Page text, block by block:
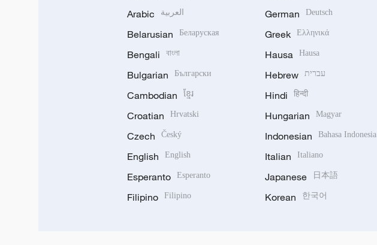
Arabic العربية
Belarusian Беларуская
Bengali বাংলা
Bulgarian Български
Cambodian ខ្មែរ
Croatian Hrvatski
Czech Český
English English
Esperanto Esperanto
Filipino Filipino
German Deutsch
Greek Ελληνικά
Hausa Hausa
Hebrew עברית
Hindi हिन्दी
Hungarian Magyar
Indonesian Bahasa Indonesia
Italian Italiano
Japanese 日本語
Korean 한국어